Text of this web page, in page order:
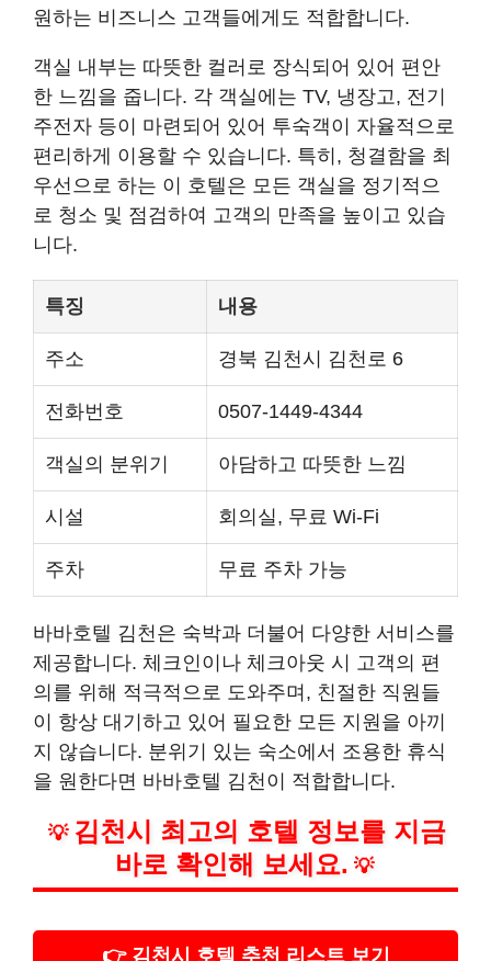
원하는 비즈니스 고객들에게도 적합합니다.
객실 내부는 따뜻한 컬러로 장식되어 있어 편안
한 느낌을 줍니다. 각 객실에는 TV, 냉장고, 전기
주전자 등이 마련되어 있어 투숙객이 자율적으로
편리하게 이용할 수 있습니다. 특히, 청결함을 최
우선으로 하는 이 호텔은 모든 객실을 정기적으
로 청소 및 점검하여 고객의 만족을 높이고 있습
니다.
특징 내용
주소 경북 김천시 김천로 6
전화번호 0507-1449-4344
객실의 분위기 아담하고 따뜻한 느낌
시설 회의실, 무료 Wi-Fi
주차 무료 주차 가능
바바호텔 김천은 숙박과 더불어 다양한 서비스를
제공합니다. 체크인이나 체크아웃 시 고객의 편
의를 위해 적극적으로 도와주며, 친절한 직원들
이 항상 대기하고 있어 필요한 모든 지원을 아끼
지 않습니다. 분위기 있는 숙소에서 조용한 휴식
을 원한다면 바바호텔 김천이 적합합니다.
💡 김천시 최고의 호텔 정보를 지금
바로 확인해 보세요. 💡
👉 김천시 호텔 추천 리스트 보기